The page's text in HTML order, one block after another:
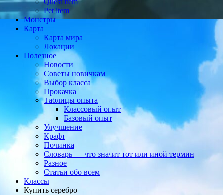
Quest item
Pet item
Монстры
Карта
Карта мира
Локации
Полезное
Новости
Советы новичкам
Выбор класса
Прокачка
Таблицы опыта
Классовый опыт
Базовый опыт
Улучшение
Крафт
Починка
Словарь — что значит тот или иной термин
Разное
Статьи обо всем
Классы
Купить серебро